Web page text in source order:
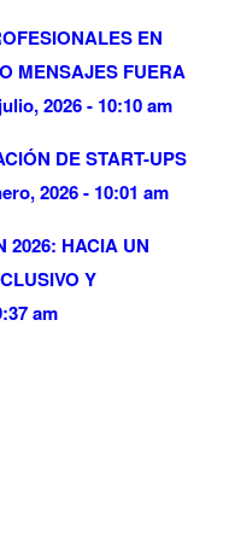
EN
MENSAJES FUERA
2026 - 10:10 am
DE START-UPS
2026 - 10:01 am
2026: HACIA UN
Y
am